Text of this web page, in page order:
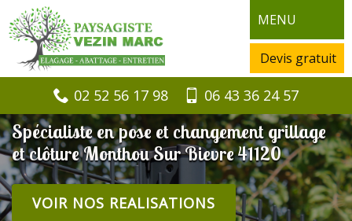
MENU
Devis gratuit
02 52 56 17 98 06 43 36 24 57
Spécialiste en pose et changement grillage
et clôture Monthou Sur Bievre 41120
VOIR NOS REALISATIONS